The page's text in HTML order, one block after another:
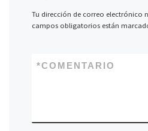
Tu dirección de correo electrónico
campos obligatorios están
COMENTARIO
*